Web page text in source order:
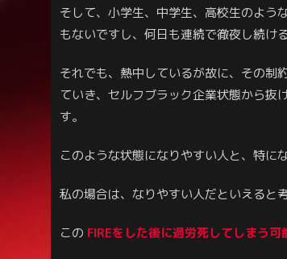
そして、小学生、中学生、高校生のよう
もないですし、何日も連続で徹夜し続け
それでも、熱中しているが故に、その制
ていき、セルフブラック企業状態から抜
す。
このような状態になりやすい人と、特に
私の場合は、なりやすい人だといえると
この FIREをした後に過労死してしまう可